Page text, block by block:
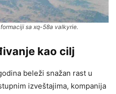
sa xq-58a valkyrie.
kao cilj
beleži snažan rast u
izveštajima, kompanija